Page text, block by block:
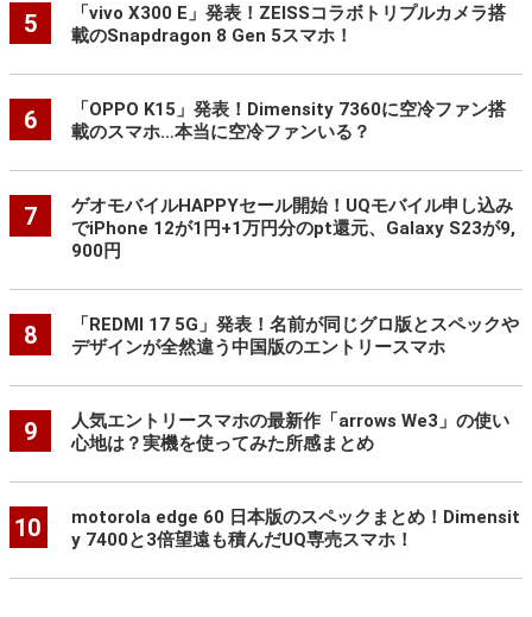
5
「vivo X300 E」発表！ZEISSコラボトリプルカメラ搭
載のSnapdragon 8 Gen 5スマホ！
6
「OPPO K15」発表！Dimensity 7360に空冷ファン搭
載のスマホ…本当に空冷ファンいる？
7
ゲオモバイルHAPPYセール開始！UQモバイル申し込み
でiPhone 12が1円+1万円分のpt還元、Galaxy S23が9,
900円
8
「REDMI 17 5G」発表！名前が同じグロ版とスペックや
デザインが全然違う中国版のエントリースマホ
9
人気エントリースマホの最新作「arrows We3」の使い
心地は？実機を使ってみた所感まとめ
10
motorola edge 60 日本版のスペックまとめ！Dimensit
y 7400と3倍望遠も積んだUQ専売スマホ！